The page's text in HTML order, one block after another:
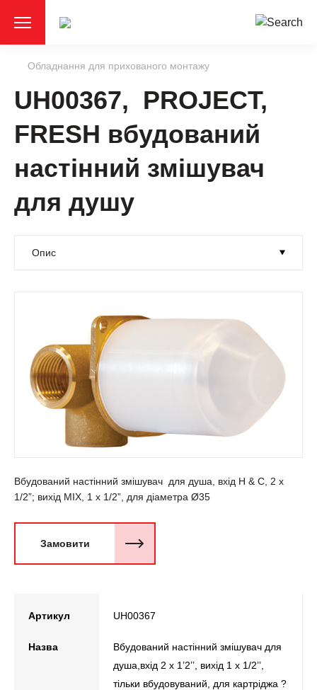
Обладнання для прихованого монтажу
UH00367, PROJECT,
FRESH вбудований
настінний змішувач
для душу
Вбудований настінний змішувач для душа, вхід H & C, 2 х
1/2”; вихід MIX, 1 х 1/2”, для діаметра Ø35
Замовити
Артикул UH00367
Назва
Вбудований настінний змішувач для
душа,вхід 2 x 1’2’’, вихід 1 x 1/2’’,
тільки вбудовуваний, для картріджа ?